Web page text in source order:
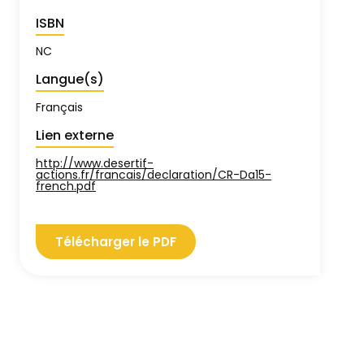
ISBN
NC
Langue(s)
Français
Lien externe
http://www.desertif-
actions.fr/francais/declaration/CR-Da15-
french.pdf
Télécharger le PDF